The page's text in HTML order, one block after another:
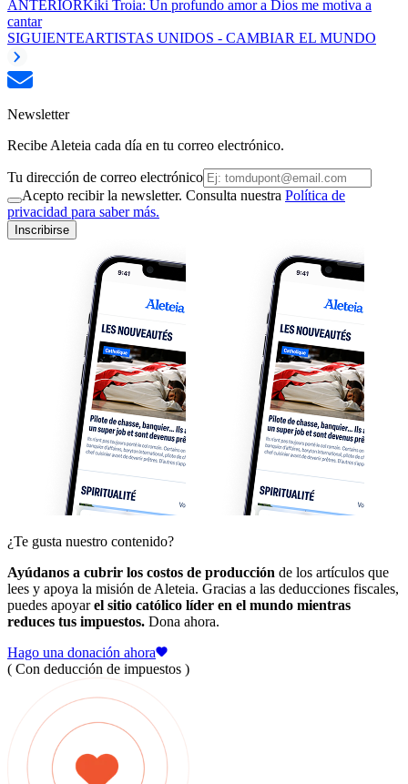
ANTERIORKiki Troia: Un profundo amor a Dios me motiva a
cantar
SIGUIENTEARTISTAS UNIDOS - CAMBIAR EL MUNDO
Newsletter
Recibe Aleteia cada día en tu correo electrónico.
Tu dirección de correo electrónico
Acepto recibir la newsletter. Consulta nuestra Política de
privacidad para saber más.
Inscribirse
¿Te gusta nuestro contenido?
Ayúdanos a cubrir los costos de producción de los artículos que
lees y apoya la misión de Aleteia. Gracias a las deducciones fiscales,
puedes apoyarel sitio católico líder en el mundo mientras
reduces tus impuestos. Dona ahora.
Hago una donación ahora
( Con deducción de impuestos )